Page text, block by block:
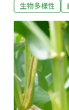
給果實們擠在
的乳房，因此
水同木屬於桑
括：枝條上留
及最特別的「
我們常聽到的
觀，其實是花
不是因為真的
生物多樣性